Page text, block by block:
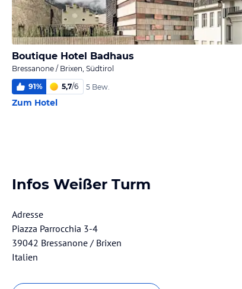
Boutique Hotel Badhaus
Bressanone / Brixen, Südtirol
91% 5,7/6 5 Bew.
Zum Hotel
Infos Weißer Turm
Adresse
Piazza Parrocchia 3-4
39042 Bressanone / Brixen
Italien